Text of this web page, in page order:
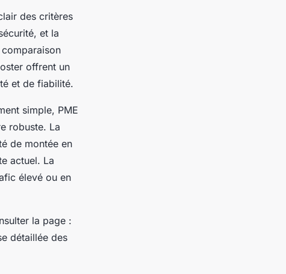
des critères
et la
offrent un
et de fiabilité.
simple, PME
robuste. La
de montée en
actuel. La
élevé ou en
la page :
détaillée des